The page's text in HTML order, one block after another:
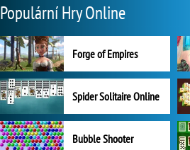
Populární Hry Online
Forge of Empires
Spider Solitaire Online
Bubble Shooter